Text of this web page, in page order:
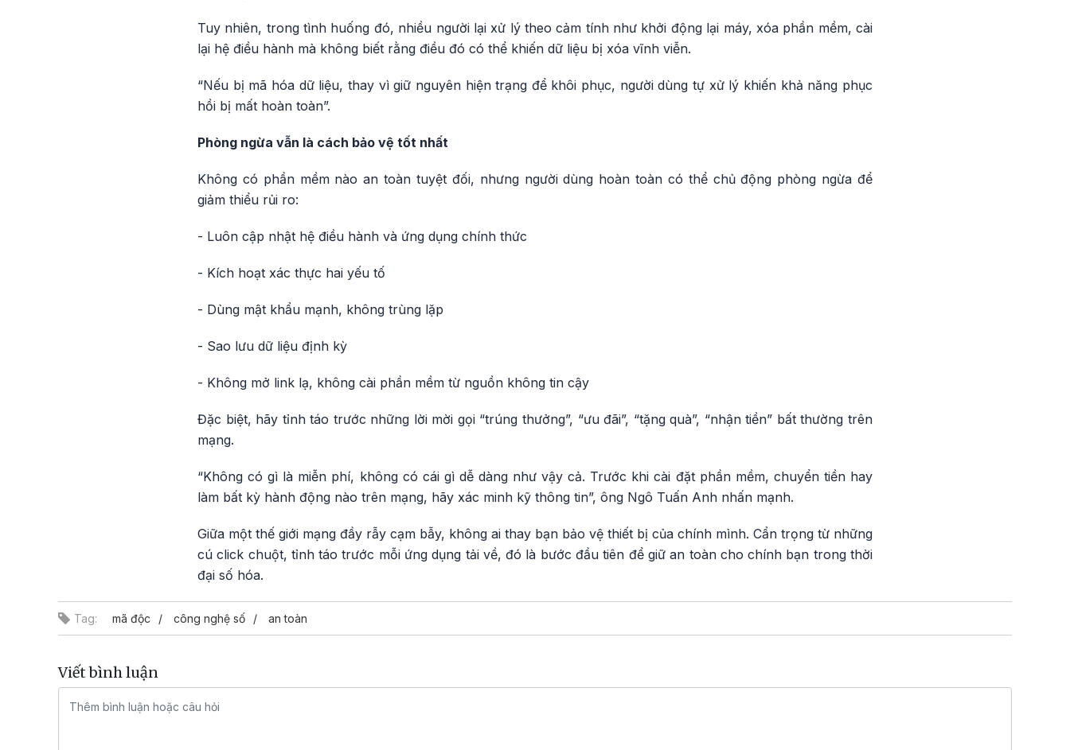
Tuy nhiên, trong tình huống đó, nhiều người lại xử lý theo cảm tính như khởi động lại máy, xóa phần mềm, cài
lại hệ điều hành mà không biết rằng điều đó có thể khiến dữ liệu bị xóa vĩnh viễn.
“Nếu bị mã hóa dữ liệu, thay vì giữ nguyên hiện trạng để khôi phục, người dùng tự xử lý khiến khả năng phục
hồi bị mất hoàn toàn”.
Phòng ngừa vẫn là cách bảo vệ tốt nhất
Không có phần mềm nào an toàn tuyệt đối, nhưng người dùng hoàn toàn có thể chủ động phòng ngừa để
giảm thiểu rủi ro:
- Luôn cập nhật hệ điều hành và ứng dụng chính thức
- Kích hoạt xác thực hai yếu tố
- Dùng mật khẩu mạnh, không trùng lặp
- Sao lưu dữ liệu định kỳ
- Không mở link lạ, không cài phần mềm từ nguồn không tin cậy
Đặc biệt, hãy tỉnh táo trước những lời mời gọi “trúng thưởng”, “ưu đãi”, “tặng quà”, “nhận tiền” bất thường trên
mạng.
“Không có gì là miễn phí, không có cái gì dễ dàng như vậy cả. Trước khi cài đặt phần mềm, chuyển tiền hay
làm bất kỳ hành động nào trên mạng, hãy xác minh kỹ thông tin”, ông Ngô Tuấn Anh nhấn mạnh.
Giữa một thế giới mạng đầy rẫy cạm bẫy, không ai thay bạn bảo vệ thiết bị của chính mình. Cẩn trọng từ những
cú click chuột, tỉnh táo trước mỗi ứng dụng tải về, đó là bước đầu tiên để giữ an toàn cho chính bạn trong thời
đại số hóa.
Tag: mã độc công nghệ số an toàn
Viết bình luận